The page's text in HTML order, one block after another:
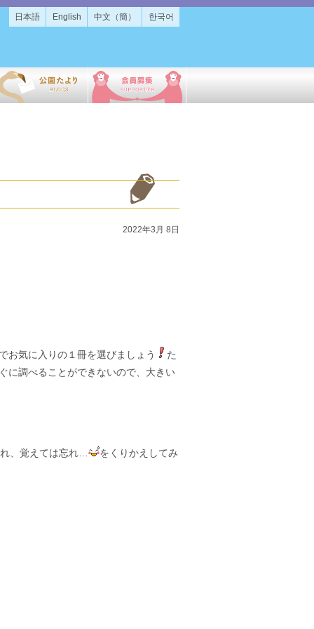
日本語 English 中文（簡） 한국어
2022年3月 8日
お気に入りの１冊を選びましょう
た
に調べることができないので、大きい
、覚えては忘れ… をくりかえしてみ